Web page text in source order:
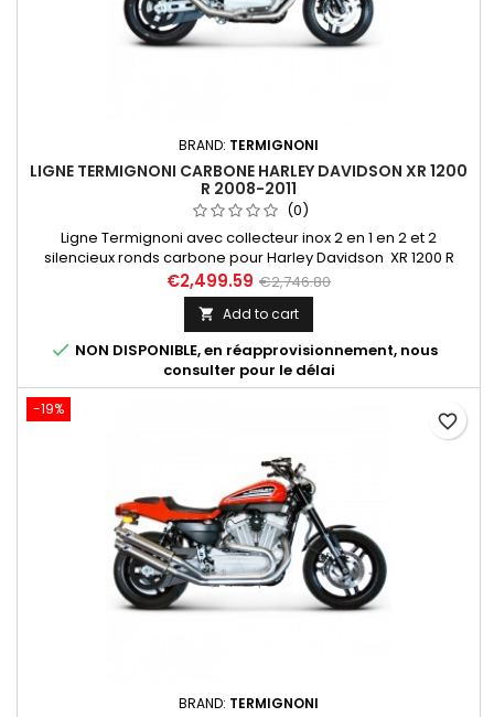
BRAND: TERMIGNONI
LIGNE TERMIGNONI CARBONE HARLEY DAVIDSON XR 1200
R 2008-2011
(0)
Ligne Termignoni avec collecteur inox 2 en 1 en 2 et 2
silencieux ronds carbone pour Harley Davidson XR 1200 R
années 2008 à 2011
€2,499.59 €2,746.80
 Add to cart
 NON DISPONIBLE, en réapprovisionnement, nous
consulter pour le délai
-19%
BRAND: TERMIGNONI
favorite_border